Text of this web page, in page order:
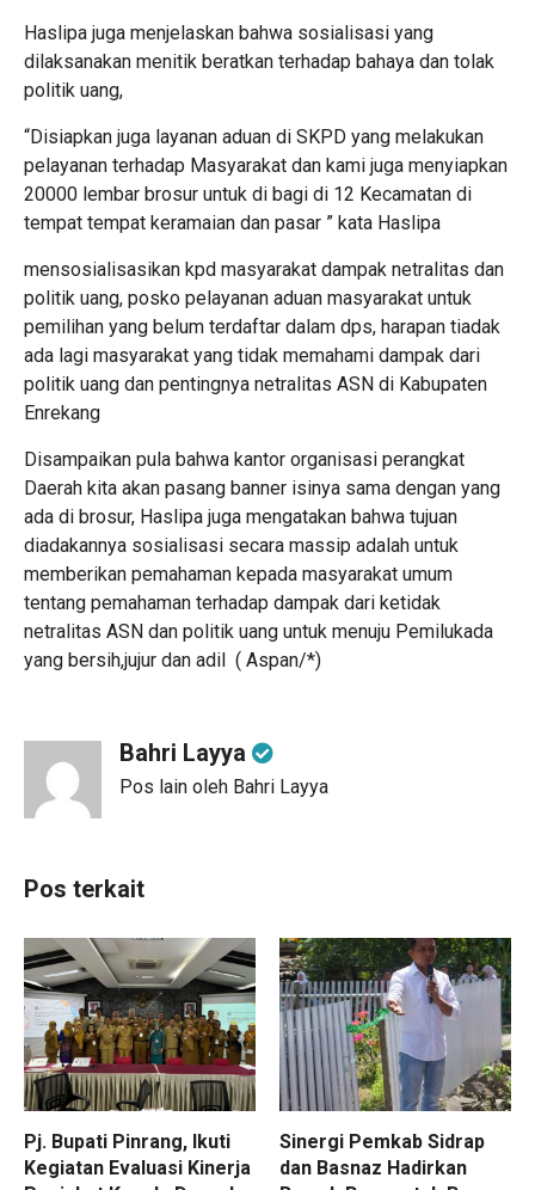
Haslipa juga menjelaskan bahwa sosialisasi yang
dilaksanakan menitik beratkan terhadap bahaya dan tolak
politik uang,
“Disiapkan juga layanan aduan di SKPD yang melakukan
pelayanan terhadap Masyarakat dan kami juga menyiapkan
20000 lembar brosur untuk di bagi di 12 Kecamatan di
tempat tempat keramaian dan pasar ” kata Haslipa
mensosialisasikan kpd masyarakat dampak netralitas dan
politik uang, posko pelayanan aduan masyarakat untuk
pemilihan yang belum terdaftar dalam dps, harapan tiadak
ada lagi masyarakat yang tidak memahami dampak dari
politik uang dan pentingnya netralitas ASN di Kabupaten
Enrekang
Disampaikan pula bahwa kantor organisasi perangkat
Daerah kita akan pasang banner isinya sama dengan yang
ada di brosur, Haslipa juga mengatakan bahwa tujuan
diadakannya sosialisasi secara massip adalah untuk
memberikan pemahaman kepada masyarakat umum
tentang pemahaman terhadap dampak dari ketidak
netralitas ASN dan politik uang untuk menuju Pemilukada
yang bersih,jujur dan adil ( Aspan/*)
Bahri Layya
Pos lain oleh Bahri Layya
Pos terkait
Pj. Bupati Pinrang, Ikuti
Kegiatan Evaluasi Kinerja
Sinergi Pemkab Sidrap
dan Basnaz Hadirkan